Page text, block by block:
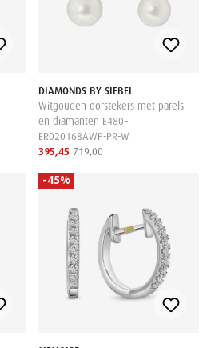
DIAMONDS BY SIEBEL
Witgouden oorstekers met parels
en diamanten E480-
ER020168AWP-PR-W
395,45 719,00
-45%